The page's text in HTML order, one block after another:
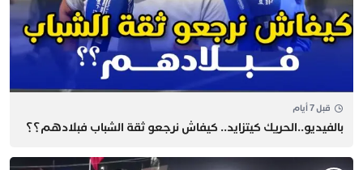
قبل 7 أيام
بالفيديو..الحريك كيتزايد.. كيفاش نرجعو ثقة الشباب فبلادهم؟؟